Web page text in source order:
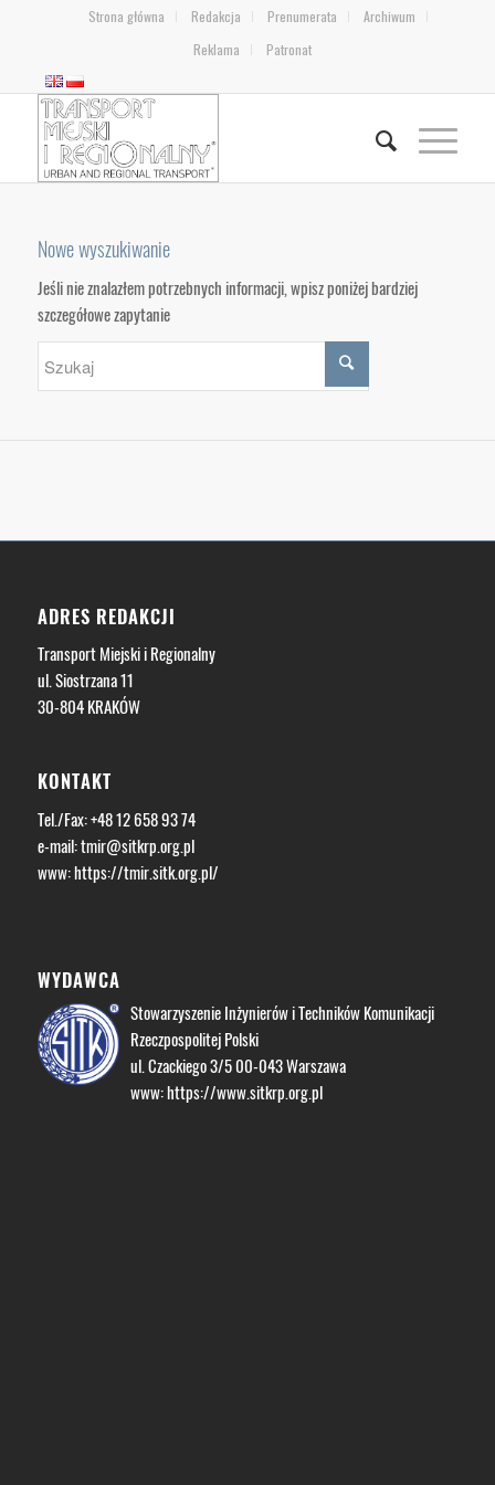
Strona główna Redakcja Prenumerata
Archiwum
Reklama
Patronat
Nowe wyszukiwanie
Jeśli nie znalazłem potrzebnych informacji, wpisz poniżej bardziej
szczegółowe zapytanie
ADRES REDAKCJI
Transport Miejski i Regionalny
ul. Siostrzana 11
30-804 KRAKÓW
KONTAKT
Tel./Fax: +48 12 658 93 74
e-mail:tmir@sitkrp.org.pl
www:https://tmir.sitk.org.pl/
WYDAWCA
Stowarzyszenie Inżynierów i Techników Komunikacji
Rzeczpospolitej Polski
ul. Czackiego 3/5 00-043 Warszawa
www:https://www.sitkrp.org.pl